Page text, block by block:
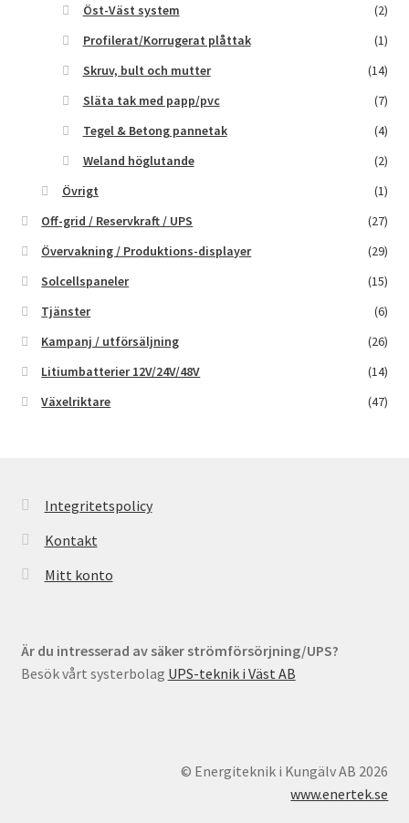
Öst-Väst system
(2)
Profilerat/Korrugerat plåttak
(1)
Skruv, bult och mutter
(14)
Släta tak med papp/pvc
(7)
Tegel & Betong pannetak
(4)
Weland höglutande
(2)
Övrigt
(1)
Off-grid / Reservkraft / UPS
(27)
Övervakning / Produktions-displayer
(29)
Solcellspaneler
(15)
Tjänster
(6)
Kampanj / utförsäljning
(26)
Litiumbatterier 12V/24V/48V
(14)
Växelriktare
(47)
Integritetspolicy
Kontakt
Mitt konto
Är du intresserad av säker strömförsörjning/UPS?
Besök vårt systerbolag UPS-teknik i Väst AB
© Energiteknik i Kungälv AB 2026
www.enertek.se